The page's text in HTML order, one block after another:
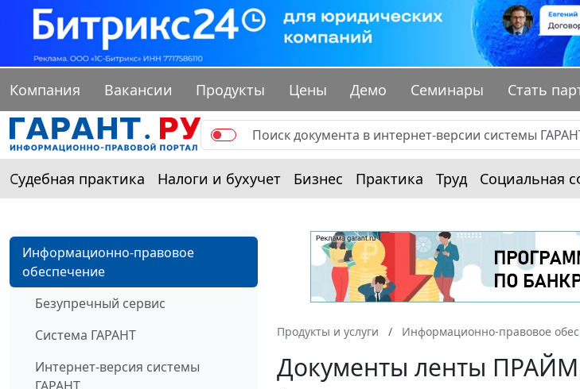
Компания Вакансии Продукты Цены Демо Семинары Стать
Судебная практика Налоги и бухучет Бизнес Практика Труд Социальная
Информационно-правовое
обеспечение
Безупречный сервис
Система ГАРАНТ
Интернет-версия системы
Продукты и услуги Информационно-правовое
Документы ленты